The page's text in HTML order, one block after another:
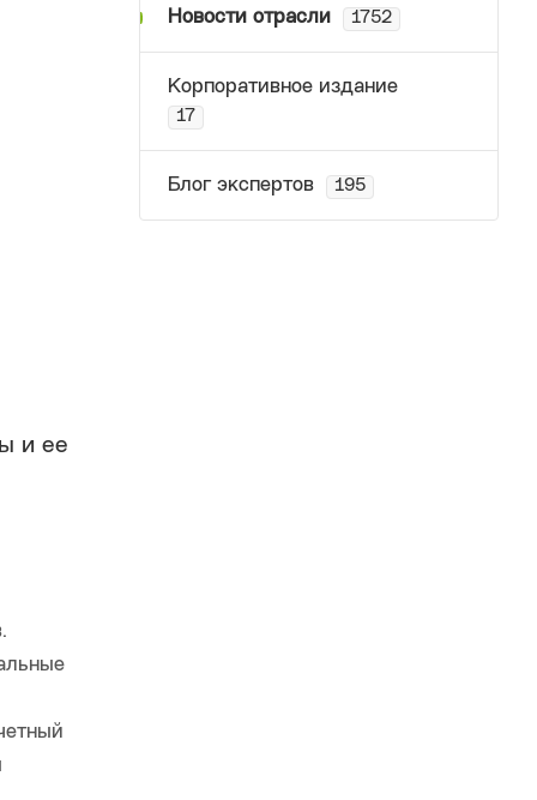
и ее
Новости отрасли 1752
Корпоративное издание
17
Блог экспертов 195